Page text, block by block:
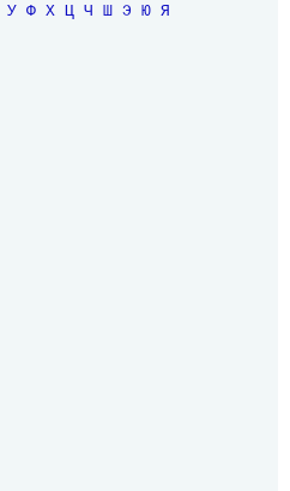
У Ф Х Ц Ч Ш Э Ю Я